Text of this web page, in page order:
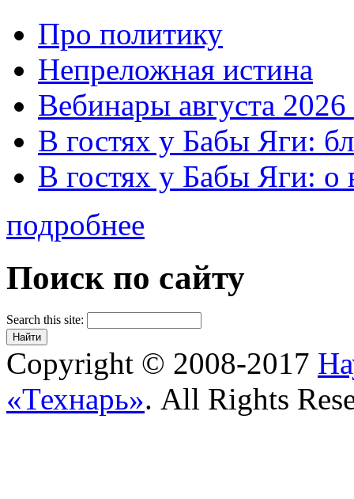
Про политику
Непреложная истина
Вебинары августа 2026
В гостях у Бабы Яги:
В гостях у Бабы Яги:
подробнее
Поиск по сайту
Search this site:
Copyright © 2008-2017
«Технарь». All Rights